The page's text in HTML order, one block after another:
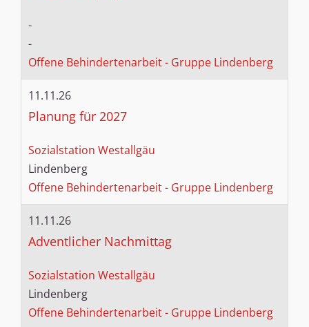
-
-
Offene Behindertenarbeit - Gruppe Lindenberg
11.11.26
Planung für 2027
Sozialstation Westallgäu
Lindenberg
Offene Behindertenarbeit - Gruppe Lindenberg
11.11.26
Adventlicher Nachmittag
Sozialstation Westallgäu
Lindenberg
Offene Behindertenarbeit - Gruppe Lindenberg